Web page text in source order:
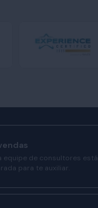
equipe de consultores está
para te auxiliar.